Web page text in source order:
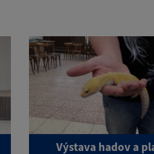
Výstava hadov a